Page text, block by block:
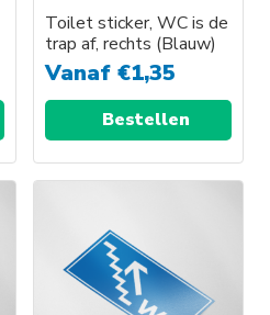
Toilet sticker, WC is de
trap af, rechts (Blauw)
Vanaf €1,35
Bestellen